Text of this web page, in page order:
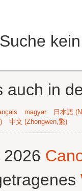
auch in
magyar
日本語
中文 (Zhongwen,繁)